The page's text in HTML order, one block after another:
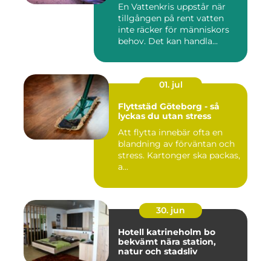
En Vattenkris uppstår när
tillgången på rent vatten
inte räcker för människors
behov. Det kan handla...
01. jul
Flyttstäd Göteborg - så
lyckas du utan stress
Att flytta innebär ofta en
blandning av förväntan och
stress. Kartonger ska packas,
a...
30. jun
Hotell katrineholm bo
bekvämt nära station,
natur och stadsliv